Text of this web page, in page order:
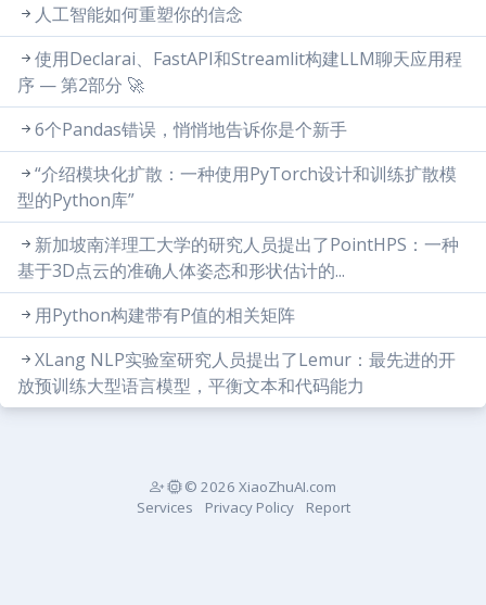
人工智能如何重塑你的信念
使用Declarai、FastAPI和Streamlit构建LLM聊天应用程
序 — 第2部分 🚀
6个Pandas错误，悄悄地告诉你是个新手
“介绍模块化扩散：一种使用PyTorch设计和训练扩散模
型的Python库”
新加坡南洋理工大学的研究人员提出了PointHPS：一种
基于3D点云的准确人体姿态和形状估计的...
用Python构建带有P值的相关矩阵
XLang NLP实验室研究人员提出了Lemur：最先进的开
放预训练大型语言模型，平衡文本和代码能力
© 2026 XiaoZhuAI.com
Services
Privacy Policy Report